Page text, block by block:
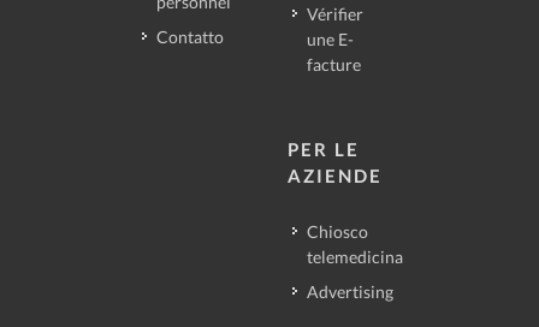
Contatto
Vérifier
une E-
facture
PER LE
AZIENDE
Chiosco
telemedicina
Advertising